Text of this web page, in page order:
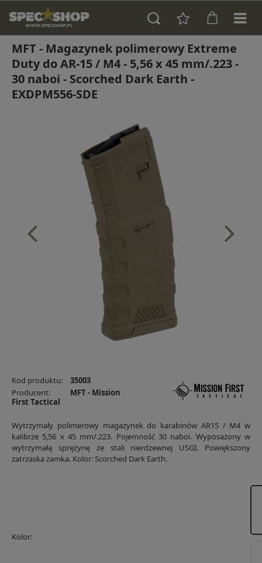
MFT - Magazynek polimerowy Extreme
Duty do AR-15 / M4 - 5,56 x 45 mm/.223 -
30 naboi - Scorched Dark Earth -
EXDPM556-SDE
Kod produktu:
35003
Producent:
MFT - Mission
First Tactical
Wytrzymały polimerowy magazynek do karabinów AR15 / M4 w
kalibrze 5,56 x 45 mm/.223. Pojemność 30 naboi. Wyposażony w
wytrzymałą sprężynę ze stali nierdzewnej USGI. Powiększony
zatrzaska zamka. Kolor: Scorched Dark Earth.
Kolor